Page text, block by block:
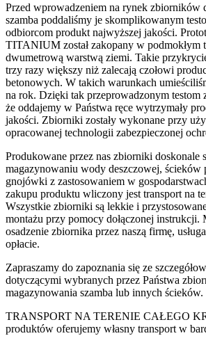
Przed wprowadzeniem na rynek zbiorników
szamba poddaliśmy je skomplikowanym
odbiorcom produkt najwyższej jakości.
TITANIUM został zakopany w podmokłym
dwumetrową warstwą ziemi. Takie
trzy razy większy niż zalecają czołowi
betonowych. W takich warunkach
na rok. Dzięki tak przeprowadzonym testom
że oddajemy w Państwa ręce wytrzymały
jakości. Zbiorniki zostały wykonane przy
opracowanej technologii zabezpieczonej
Produkowane przez nas zbiorniki doskonale
magazynowaniu wody deszczowej, ścieków
gnojówki z zastosowaniem w
zakupu produktu wliczony jest transport na
Wszystkie zbiorniki są lekkie i
montażu przy pomocy dołączonej
osadzenie zbiornika przez naszą firmę,
opłacie.
Zapraszamy do zapoznania się ze
dotyczącymi wybranych przez Państwa
magazynowania szamba lub innych ścieków.
TRANSPORT NA TERENIE CAŁEGO
produktów oferujemy własny transport w